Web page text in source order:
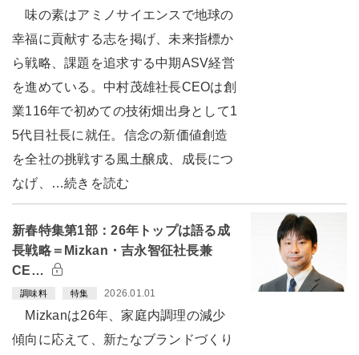
味の素はアミノサイエンスで地球の
幸福に貢献する志を掲げ、未来指標か
ら戦略、課題を追求する中期ASV経営
を進めている。中村茂雄社長CEOは創
業116年で初めての技術畑出身として1
5代目社長に就任。信念の新価値創造
を全社の挑戦する風土醸成、成長につ
なげ、…続きを読む
新春特集第1部：26年トップは語る成
長戦略＝Mizkan・吉永智征社長兼
CE…
調味料 特集 2026.01.01
Mizkanは26年、家庭内調理の減少
傾向に応えて、新たなブランドづくり